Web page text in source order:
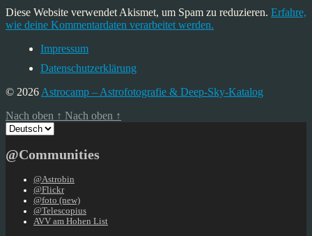
Diese Website verwendet Akismet, um Spam zu reduzieren. Erfahre,
wie deine Kommentardaten verarbeitet werden.
Impressum
Datenschutzerklärung
© 2026 Astrocamp – Astrofotografie & Deep-Sky-Katalog
Nach oben ↑ Nach oben ↑
Sprache
auswählen
@Communities
@Astrobin
@Flickr
@foto (new)
@Telescopius
AVV am Hohen List